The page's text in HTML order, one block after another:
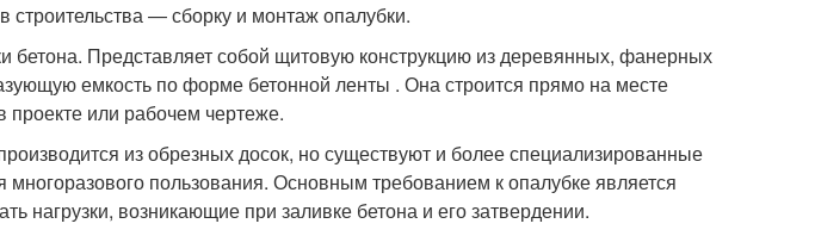
— сборку и монтаж опалубки.
Представляет собой щитовую конструкцию из деревянных, фанерных
емкость по форме бетонной ленты . Она строится прямо на месте
или рабочем чертеже.
из обрезных досок, но существуют и более специализированные
многоразового пользования. Основным требованием к опалубке является
нагрузки, возникающие при заливке бетона и его затвердении.